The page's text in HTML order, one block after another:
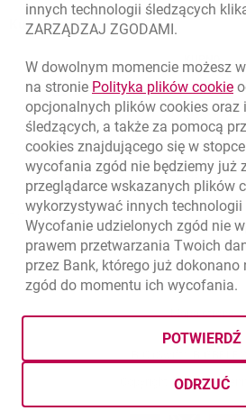
Kursy wymiany walut
Kursy wymiany walut. Data
KUPNO
EUR 4.139
USD
CHF 4.424
GBP 4.8323
7.08.2026, 06:45:50
Ochrona danychotwiera się w nowej karcie
Ustawieniacookies
Mapa strony
© Bank
innych technologii śledzących
ZARZĄDZAJ ZGODAMI.
W dowolnym momencie możesz
na stronie Polityka plików cookie
opcjonalnych plików cookies oraz
śledzących, a także za pomocą
cookies znajdującego się w
wycofania zgód nie będziemy już
przeglądarce wskazanych plików
wykorzystywać innych technologii
Wycofanie udzielonych zgód nie
prawem przetwarzania Twoich
przez Bank, którego już
zgód do momentu ich wycofania.
ODRZUĆ
POTWIERDŹ